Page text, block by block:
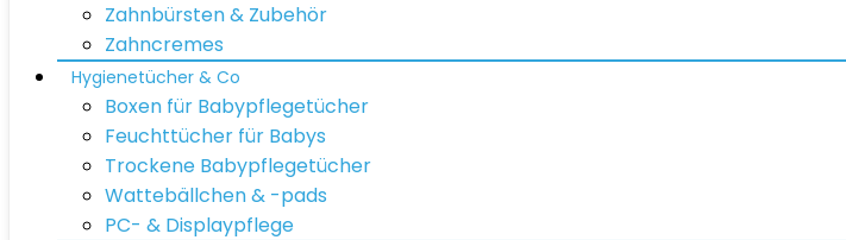
Zahnbürsten & Zubehör
Zahncremes
Hygienetücher & Co
Boxen für Babypflegetücher
Feuchttücher für Babys
Trockene Babypflegetücher
Wattebällchen & -pads
PC- & Displaypflege